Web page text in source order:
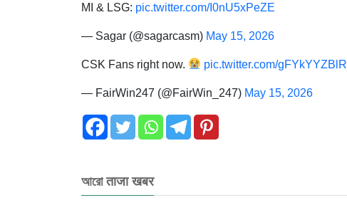
MI & LSG: pic.twitter.com/I0nU5xPeZE
— Sagar (@sagarcasm) May 15, 2026
CSK Fans right now. pic.twitter.com/gFYkYYZBlR
— FairWin247 (@FairWin_247) May 15, 2026
আরো ताजा खबर